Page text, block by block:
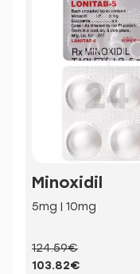
Minoxidil
5mg | 10mg
124.59€
103.82€